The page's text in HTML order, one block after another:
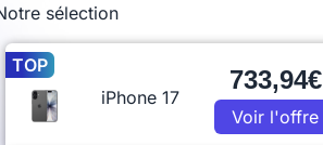
sélection
TOP
iPhone 17
733,94€
Voir l'offre